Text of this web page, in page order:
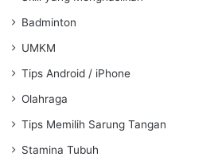
Badminton
UMKM
Tips Android / iPhone
Olahraga
Tips Memilih Sarung Tangan
Stamina Tubuh